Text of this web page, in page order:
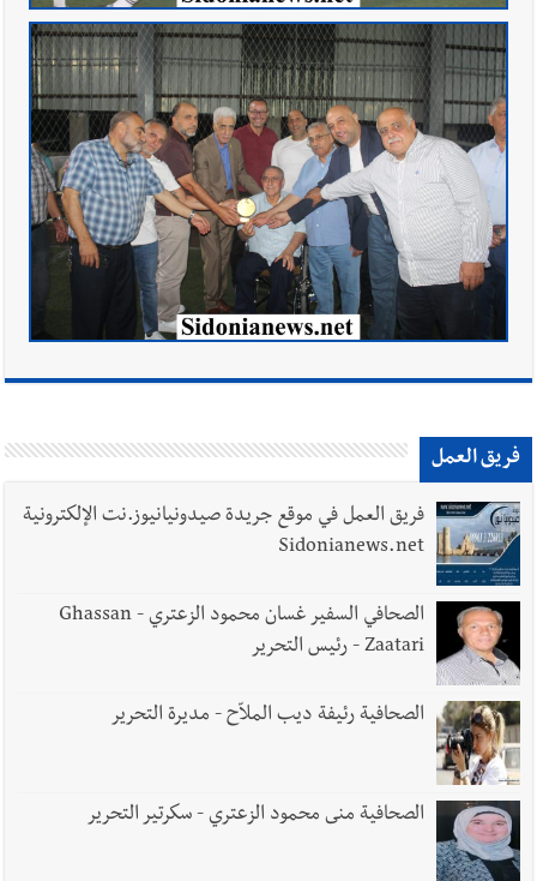
فريق العمل
فريق العمل في موقع جريدة صيدونيانيوز.نت الإلكترونية
Sidonianews.net
الصحافي السفير غسان محمود الزعتري - Ghassan
Zaatari - رئيس التحرير
الصحافية رئيفة ديب الملاّح - مديرة التحرير
الصحافية منى محمود الزعتري - سكرتير التحرير